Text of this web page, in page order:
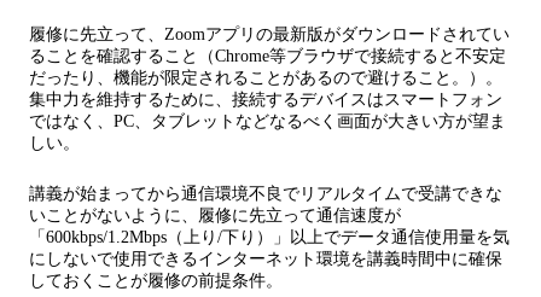
履修に先立って、Zoomアプリの最新版がダウンロードされてい
ることを確認すること（Chrome等ブラウザで接続すると不安定
だったり、機能が限定されることがあるので避けること。）。
集中力を維持するために、接続するデバイスはスマートフォン
ではなく、PC、タブレットなどなるべく画面が大きい方が望ま
しい。
講義が始まってから通信環境不良でリアルタイムで受講できな
いことがないように、履修に先立って通信速度が
「600kbps/1.2Mbps（上り/下り）」以上でデータ通信使用量を気
にしないで使用できるインターネット環境を講義時間中に確保
しておくことが履修の前提条件。